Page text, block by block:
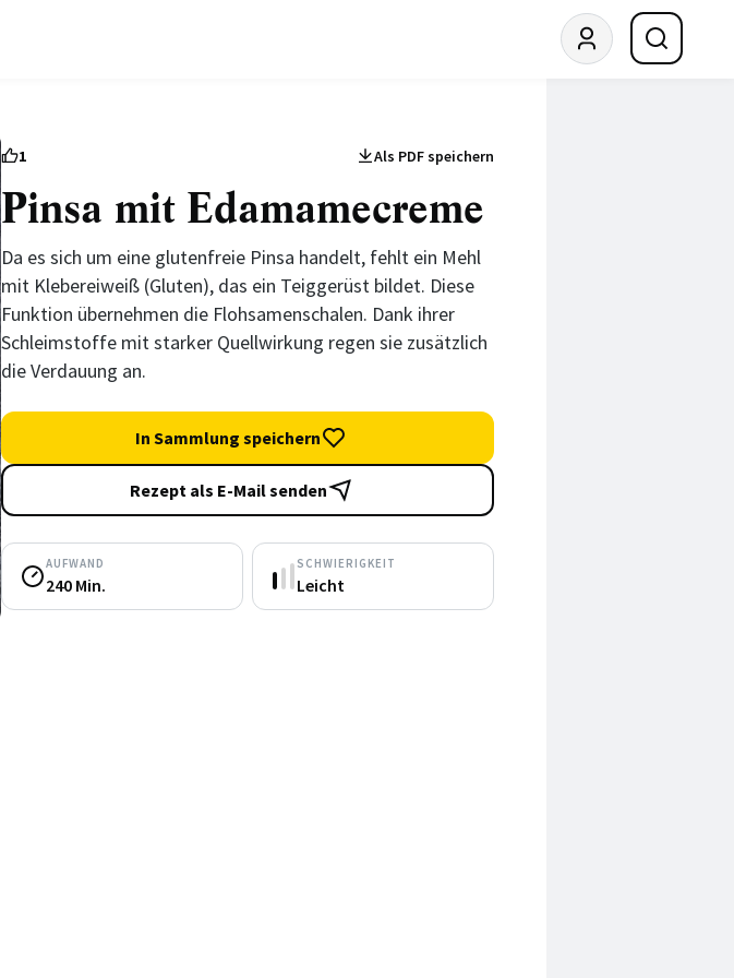
1 Als PDF speichern
Pinsa mit Edamamecreme
Da es sich um eine glutenfreie Pinsa handelt, fehlt ein Mehl
mit Klebereiweiß (Gluten), das ein Teiggerüst bildet. Diese
Funktion übernehmen die Flohsamenschalen. Dank ihrer
Schleimstoffe mit starker Quellwirkung regen sie zusätzlich
die Verdauung an.
In Sammlung speichern
Rezept als E-Mail senden
AUFWAND
240 Min.
SCHWIERIGKEIT
Leicht